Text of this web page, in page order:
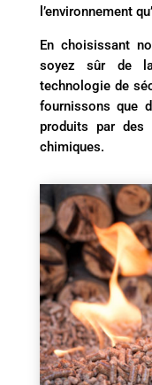
l’environnement
En choisissant
soyez sûr de
technologie de
fournissons que
produits par des
chimiques.